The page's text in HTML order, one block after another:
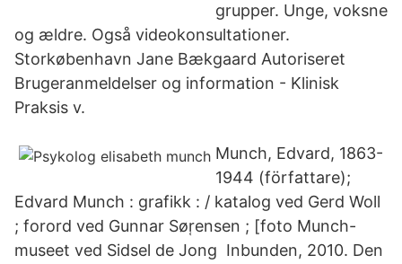
grupper. Unge, voksne
og ældre. Også videokonsultationer.
Storkøbenhavn Jane Bækgaard Autoriseret
Brugeranmeldelser og information - Klinisk
Praksis v.
Munch, Edvard, 1863-
1944 (författare);
Edvard Munch : grafikk : / katalog ved Gerd Woll
; forord ved Gunnar Sør̜ensen ; [foto Munch-
museet ved Sidsel de Jong Inbunden, 2010. Den